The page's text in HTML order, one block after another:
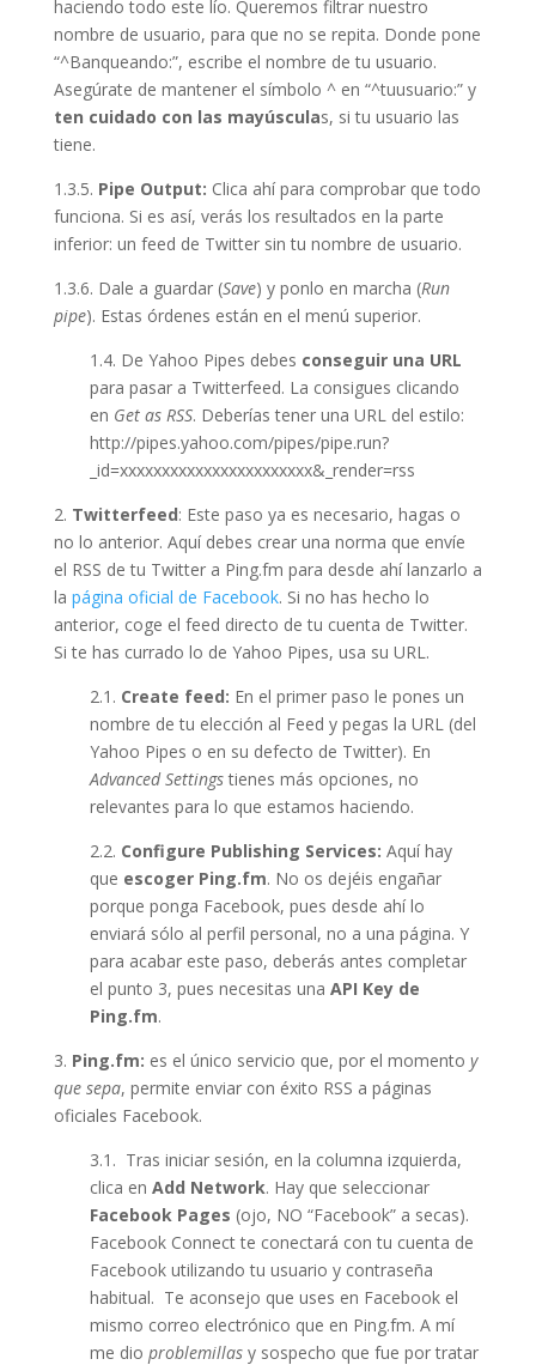
haciendo todo este lío. Queremos filtrar nuestro
nombre de usuario, para que no se repita. Donde pone
“^Banqueando:”, escribe el nombre de tu usuario.
Asegúrate de mantener el símbolo ^ en “^tuusuario:” y
ten cuidado con las mayúsculas, si tu usuario las
tiene.
1.3.5. Pipe Output: Clica ahí para comprobar que todo
funciona. Si es así, verás los resultados en la parte
inferior: un feed de Twitter sin tu nombre de usuario.
1.3.6. Dale a guardar (Save) y ponlo en marcha (Run
pipe). Estas órdenes están en el menú superior.
1.4. De Yahoo Pipes debes conseguir una URL
para pasar a Twitterfeed. La consigues clicando
en Get as RSS. Deberías tener una URL del estilo:
http://pipes.yahoo.com/pipes/pipe.run?
_id=xxxxxxxxxxxxxxxxxxxxxxx&_render=rss
2. Twitterfeed: Este paso ya es necesario, hagas o
no lo anterior. Aquí debes crear una norma que envíe
el RSS de tu Twitter a Ping.fm para desde ahí lanzarlo a
la página oficial de Facebook. Si no has hecho lo
anterior, coge el feed directo de tu cuenta de Twitter.
Si te has currado lo de Yahoo Pipes, usa su URL.
2.1. Create feed: En el primer paso le pones un
nombre de tu elección al Feed y pegas la URL (del
Yahoo Pipes o en su defecto de Twitter). En
Advanced Settingstienes más opciones, no
relevantes para lo que estamos haciendo.
2.2. Configure Publishing Services: Aquí hay
que escoger Ping.fm. No os dejéis engañar
porque ponga Facebook, pues desde ahí lo
enviará sólo al perfil personal, no a una página. Y
para acabar este paso, deberás antes completar
el punto 3, pues necesitas una API Key de
Ping.fm.
3. Ping.fm: es el único servicio que, por el momento y
que sepa, permite enviar con éxito RSS a páginas
oficiales Facebook.
3.1. Tras iniciar sesión, en la columna izquierda,
clica en Add Network. Hay que seleccionar
Facebook Pages (ojo, NO “Facebook” a secas).
Facebook Connect te conectará con tu cuenta de
Facebook utilizando tu usuario y contraseña
habitual. Te aconsejo que uses en Facebook el
mismo correo electrónico que en Ping.fm. A mí
me dio problemillas y sospecho que fue por tratar